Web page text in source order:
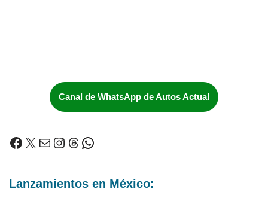
Canal de WhatsApp de Autos Actual
Lanzamientos en México: